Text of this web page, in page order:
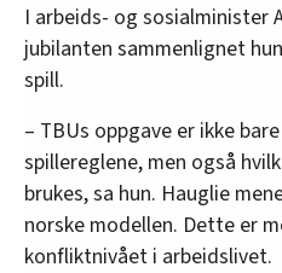
I arbeids- og sosialminister
jubilanten sammenlignet
spill.
– TBUs oppgave er ikke
spillereglene, men også
brukes, sa hun. Hauglie
norske modellen. Dette er
konfliktnivået i arbeidslivet.